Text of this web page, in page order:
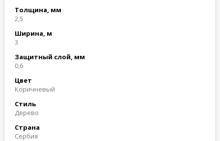
Толщина, мм
2,5
Ширина, м
3
Защитный слой, мм
0,6
Цвет
Коричневый
Стиль
Дерево
Страна
Сербия